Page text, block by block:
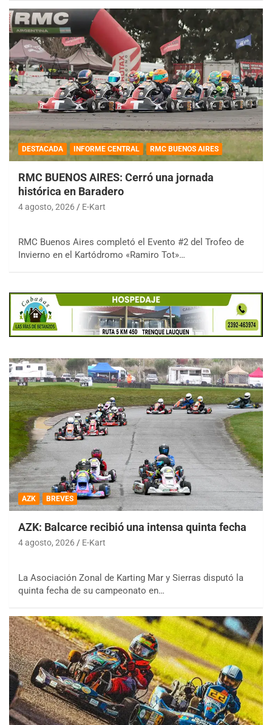
DESTACADA INFORME CENTRAL RMC BUENOS AIRES
RMC BUENOS AIRES: Cerró una jornada
histórica en Baradero
4 agosto, 2026 E-Kart
RMC Buenos Aires completó el Evento #2 del Trofeo de
Invierno en el Kartódromo «Ramiro Tot»…
AZK BREVES
AZK: Balcarce recibió una intensa quinta fecha
4 agosto, 2026 E-Kart
La Asociación Zonal de Karting Mar y Sierras disputó la
quinta fecha de su campeonato en…